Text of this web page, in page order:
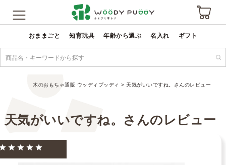
おままごと 知育玩具 年齢から選ぶ 名入れ ギフト
木のおもちゃ通販 ウッディプッディ 天気がいいですね。さんのレビュー
天気がいいですね。さんのレビュー